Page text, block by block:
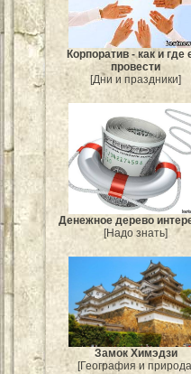
Корпоратив - как и где
провести
[Дни и праздники]
Денежное дерево
[Надо знать]
Замок Химэдзи
[География и